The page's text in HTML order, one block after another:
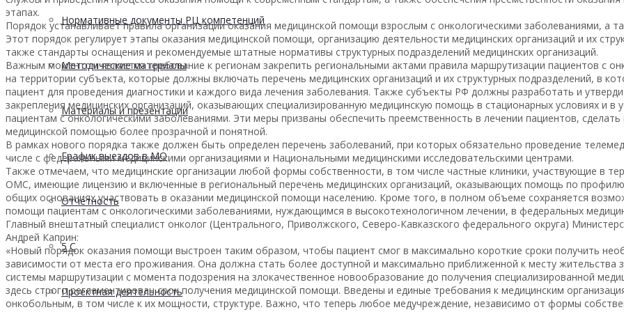
Нормативные документы РЦ компетенций
Методические материалы
Материалы и презентации
График выездов в МО
Отчетность
5 С
Проектная деятельность
этапах.
Порядок устанавливает правила организации оказания медицинской помощи взрослым с онкологическими заболеваниями, а
Этот порядок регулирует этапы оказания медицинской помощи, организацию деятельности медицинских организаций и их
также стандарты оснащения и рекомендуемые штатные нормативы структурных подразделений медицинских организаций.
Важным моментом является требование к регионам закрепить региональными актами правила маршрутизации пациентов с
на территории субъекта, которые должны включать перечень медицинских организаций и их структурных подразделений, в
пациент для проведения диагностики и каждого вида лечения заболевания. Также субъекты РФ должны разработать и
закрепления медицинских организаций, оказывающих специализированную медицинскую помощь в стационарных условиях и в
пациентам с онкологическими заболеваниями. Эти меры призваны обеспечить преемственность в лечении пациентов,
медицинской помощью более прозрачной и понятной.
В рамках нового порядка также должен быть определен перечень заболеваний, при которых обязательно проведение
числе с федеральными медицинскими организациями и Национальными медицинскими исследовательскими центрами.
Также отмечаем, что медицинские организации любой формы собственности, в том числе частные клиники, участвующие в
ОМС, имеющие лицензию и включенные в региональный перечень медицинских организаций, оказывающих помощь по профилю
общих основаниях участвовать в оказании медицинской помощи населению. Кроме того, в полном объеме сохраняется
помощи пациентам с онкологическими заболеваниями, нуждающимся в высокотехнологичном лечении, в федеральных
Главный внештатный специалист онколог (Центрального, Приволжского, Северо-Кавказского федерального округа)
Андрей Каприн:
«Новый порядок оказания помощи выстроен таким образом, чтобы пациент смог в максимально короткие сроки получить
зависимости от места его проживания. Она должна стать более доступной и максимально приближенной к месту жительства
системы маршрутизации с момента подозрения на злокачественное новообразование до получения специализированной
здесь строго регламентирован срок получения медицинской помощи. Введены и единые требования к медицинским
онкобольным, в том числе к их мощности, структуре. Важно, что теперь любое медучреждение, независимо от формы